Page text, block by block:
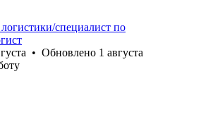
специалист по
• Обновлено 1 августа